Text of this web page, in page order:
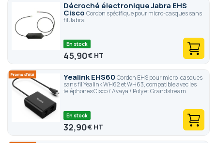
Décroché électronique Jabra EHS
Cisco Cordon spécifique pour micro-casques sans
fil Jabra
En stock
45,90€
Yealink EHS60 Cordon EHS pour micro-casques
sans fil Yealink WH62 et WH63, compatible avec les
téléphones Cisco / Avaya / Poly et Grandstream
En stock
32,90€